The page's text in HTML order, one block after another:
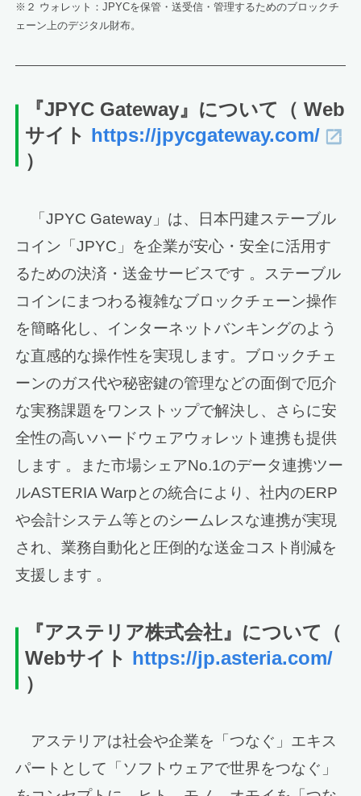
※２ ウォレット：JPYCを保管・送受信・管理するためのブロックチ
ェーン上のデジタル財布。
『JPYC Gateway』について
（ Web
サイト https://jpycgateway.com/
）
「JPYC Gateway」は、日本円建ステーブル
コイン「JPYC」を企業が安心・安全に活用す
るための決済・送金サービスです 。ステーブル
コインにまつわる複雑なブロックチェーン操作
を簡略化し、インターネットバンキングのよう
な直感的な操作性を実現します。ブロックチェ
ーンのガス代や秘密鍵の管理などの面倒で厄介
な実務課題をワンストップで解決し、さらに安
全性の高いハードウェアウォレット連携も提供
します 。また市場シェアNo.1のデータ連携ツー
ルASTERIA Warpとの統合により、社内のERP
や会計システム等とのシームレスな連携が実現
され、業務自動化と圧倒的な送金コスト削減を
支援します 。
『アステリア株式会社』について
（
Webサイト https://jp.asteria.com/
）
アステリアは社会や企業を「つなぐ」エキス
パートとして「ソフトウェアで世界をつなぐ」